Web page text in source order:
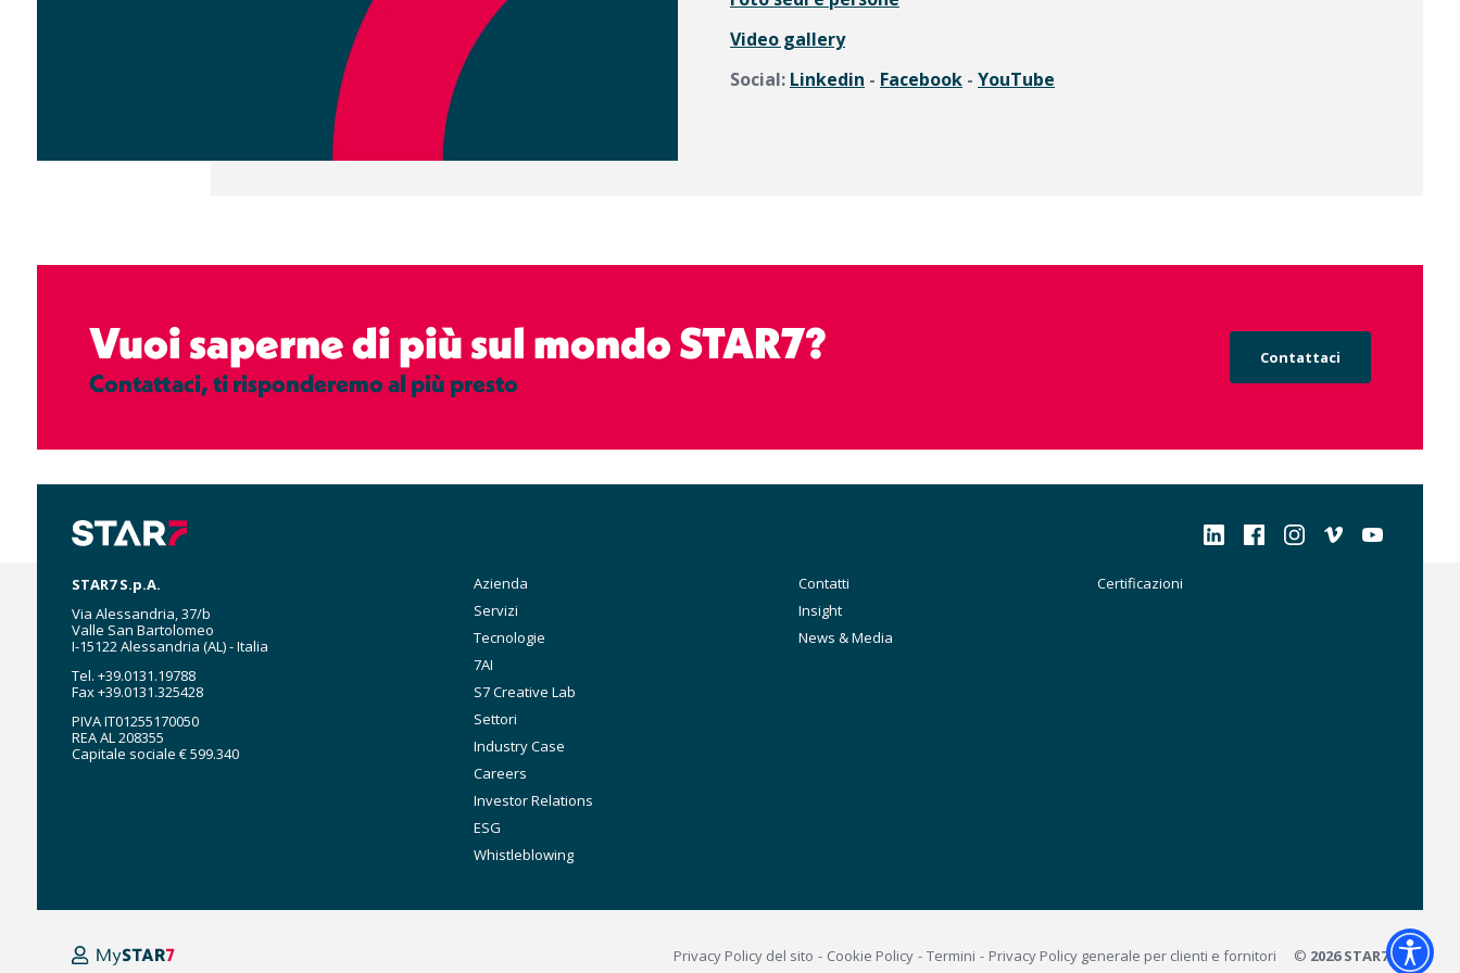
Video gallery
Social: Linkedin - Facebook - YouTube
Vuoi saperne di più sul mondo STAR7?
Contattaci, ti risponderemo al più presto
Contattaci
Social
STAR7 S.p.A.
Via Alessandria, 37/b
Valle San Bartolomeo
I-15122 Alessandria (AL) - Italia
Tel. +39.0131.19788
Fax +39.0131.325428
PIVA IT01255170050
REA AL 208355
Capitale sociale € 599.340
Main
Azienda
Servizi
Tecnologie
7AI
S7 Creative Lab
Settori
Industry Case
Careers
Investor Relations
ESG
Whistleblowing
Secondary
Contatti
Insight
News & Media
Certificazioni
Certificazioni
MyStar7
Privacy Policy del sito
Cookie Policy Termini Privacy Policy generale per clienti e fornitori © 2026 STAR7